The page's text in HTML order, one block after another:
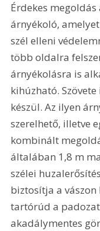
Érdekes
árnyékoló,
szél elleni
több oldalra
árnyékolásra is
kihúzható.
készül. Az ilyen
szerelhető, illetve
kombinált
általában 1,8 m
szélei
biztosítja a vászon
tartórúd a
akadálymentes